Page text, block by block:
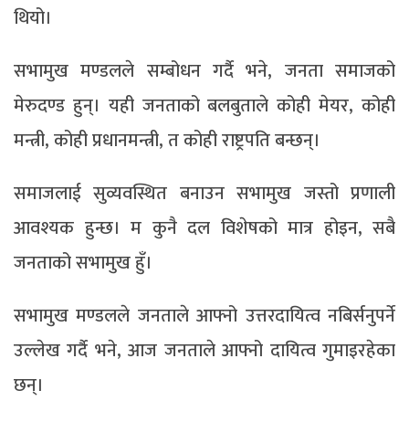
थियो।
सभामुख मण्डलले सम्बोधन गर्दै भने, जनता समाजको
मेरुदण्ड हुन्। यही जनताको बलबुताले कोही मेयर, कोही
मन्त्री, कोही प्रधानमन्त्री, त कोही राष्ट्रपति बन्छन्।
समाजलाई सुव्यवस्थित बनाउन सभामुख जस्तो प्रणाली
आवश्यक हुन्छ। म कुनै दल विशेषको मात्र होइन, सबै
जनताको सभामुख हुँ।
सभामुख मण्डलले जनताले आफ्नो उत्तरदायित्व नबिर्सनुपर्ने
उल्लेख गर्दै भने, आज जनताले आफ्नो दायित्व गुमाइरहेका
छन्।